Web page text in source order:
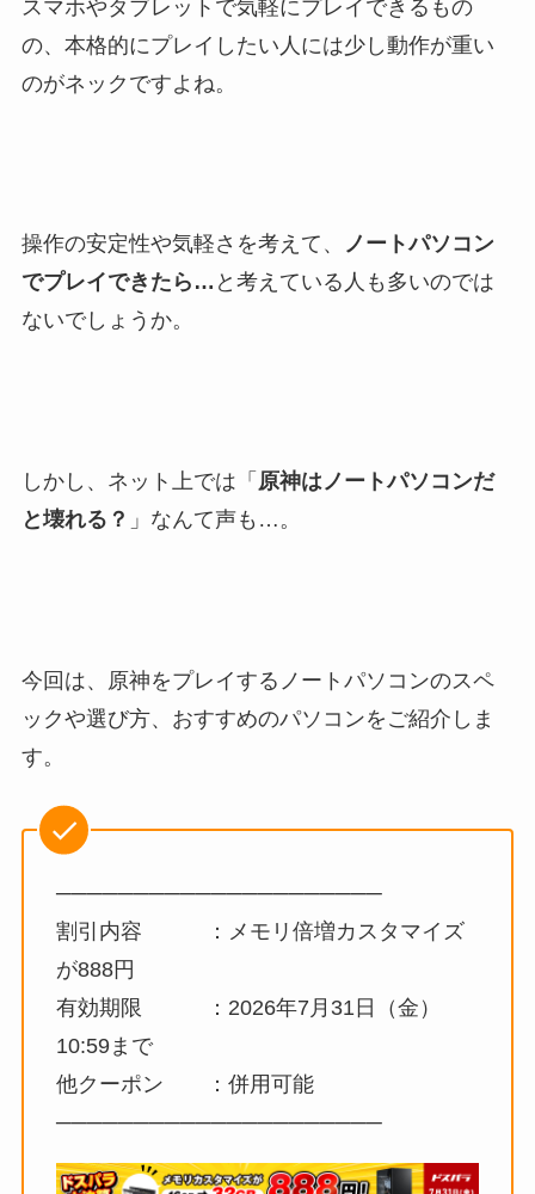
スマホやタブレットで気軽にプレイできるもの
の、本格的にプレイしたい人には少し動作が重い
のがネックですよね。
操作の安定性や気軽さを考えて、
ノートパソコン
でプレイできたら… と考えている人も多いのでは
ないでしょうか。
しかし、ネット上では「 原神はノートパソコンだ
と壊れる？ 」なんて声も…。
今回は、原神をプレイするノートパソコンのスペ
ックや選び方、おすすめのパソコンをご紹介しま
す。
─────────────────────
割引内容 ：メモリ倍増カスタマイズ
が888円
有効期限 ：2026年7月31日（金）
10:59まで
他クーポン ：併用可能
─────────────────────